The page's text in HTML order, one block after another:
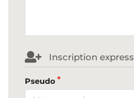
Inscription express
Pseudo